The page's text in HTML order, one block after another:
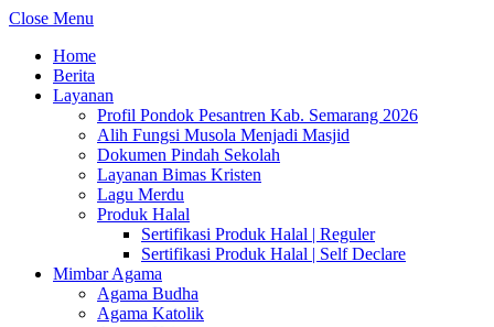
Close Menu
Home
Berita
Layanan
Profil Pondok Pesantren Kab. Semarang 2026
Alih Fungsi Musola Menjadi Masjid
Dokumen Pindah Sekolah
Layanan Bimas Kristen
Lagu Merdu
Produk Halal
Sertifikasi Produk Halal | Reguler
Sertifikasi Produk Halal | Self Declare
Mimbar Agama
Agama Budha
Agama Katolik